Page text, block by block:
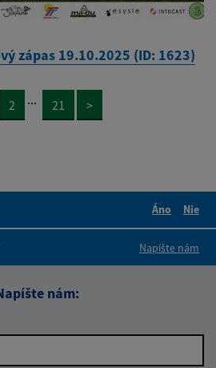
zápas 19.10.2025 (ID: 1623)
2 ... 21 >
Áno
Nie
Napíšte nám
nám: